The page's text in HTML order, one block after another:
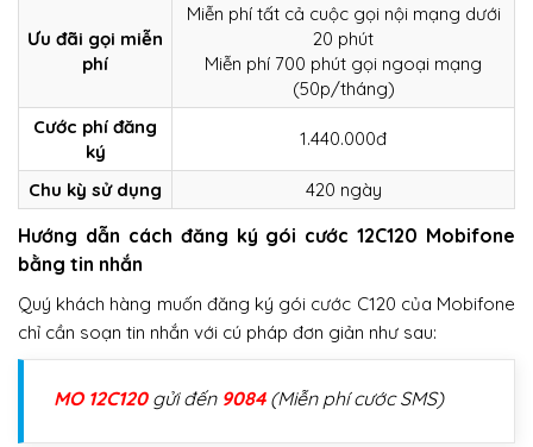
Ưu đãi gọi miễn
phí
Miễn phí tất cả cuộc gọi nội mạng dưới
20 phút
Miễn phí 700 phút gọi ngoại mạng
(50p/tháng)
Cước phí đăng
ký
1.440.000đ
Chu kỳ sử dụng 420 ngày
Hướng dẫn cách đăng ký gói cước 12C120 Mobifone
bằng tin nhắn
Quý khách hàng muốn đăng ký gói cước C120 của Mobifone
chỉ cần soạn tin nhắn với cú pháp đơn giản như sau:
MO 12C120gửi đến 9084(Miễn phí cước SMS)